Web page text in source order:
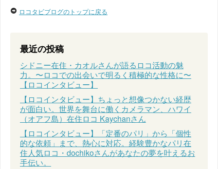
ロコタビブログのトップに戻る
最近の投稿
シドニー在住・カオルさんが語るロコ活動の魅
力。〜ロコでの出会いで明るく積極的な性格に〜
【ロコインタビュー】
【ロコインタビュー】ちょっと想像つかない経歴
が面白い。世界を舞台に働くカメラマン、ハワイ
（オアフ島）在住ロコ Kaychanさん
【ロコインタビュー】「定番のパリ」から「個性
的な依頼」まで、熱心に対応。経験豊かなパリ在
住人気ロコ・dochikoさんがあなたの夢を叶えるお
手伝い。